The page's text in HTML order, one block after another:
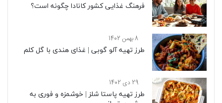
فرهنگ غذایی کشور کانادا چگونه است؟
8 بهمن 1402
طرز تهیه آلو گوبی | غذای هندی با گل کلم
29 دی 1402
طرز تهیه پاستا شلز | خوشمزه و فوری به